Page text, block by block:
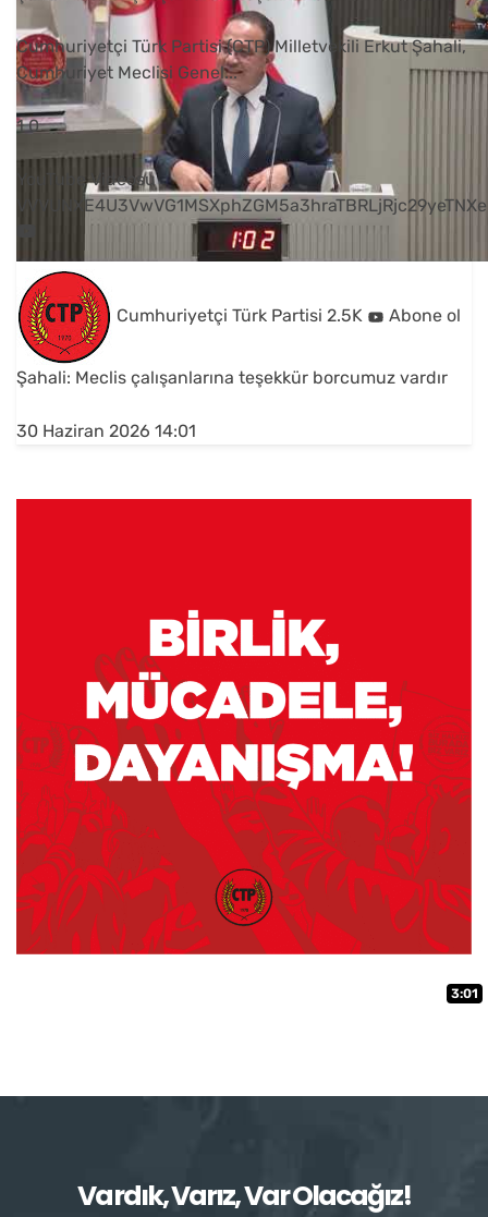
3:01
Cumhuriyetçi Türk Partisi (CTP) Milletvekili Erkut Şahali,
Cumhuriyet Meclisi Genel...
1 0
YouTube Videosu
Cumhuriyetçi Türk Partisi 2.5K Abone ol
Şahali: Meclis çalışanlarına teşekkür borcumuz vardır
30 Haziran 2026 14:01
Vardık, Varız, Var Olacağız!